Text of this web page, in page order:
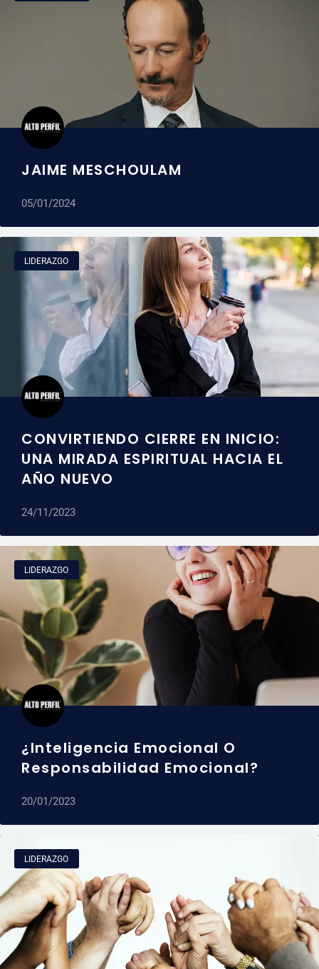
JAIME MESCHOULAM
05/01/2024
LIDERAZGO
CONVIRTIENDO CIERRE EN INICIO:
UNA MIRADA ESPIRITUAL HACIA EL
AÑO NUEVO
24/11/2023
LIDERAZGO
¿Inteligencia Emocional O
Responsabilidad Emocional?
20/01/2023
LIDERAZGO